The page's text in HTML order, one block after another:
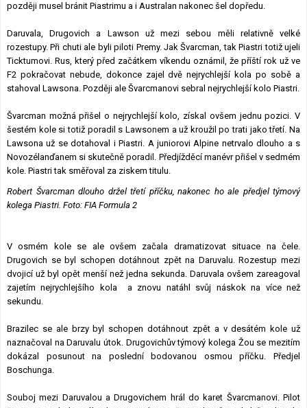
později musel bránit Piastrimu a i Australan nakonec šel dopředu.
Daruvala, Drugovich a Lawson už mezi sebou měli relativně velké
rozestupy. Při chuti ale byli piloti Premy. Jak Švarcman, tak Piastri totiž ujeli
Ticktumovi. Rus, který před začátkem víkendu oznámil, že příští rok už ve
F2 pokračovat nebude, dokonce zajel dvě nejrychlejší kola po sobě a
stahoval Lawsona. Později ale Švarcmanovi sebral nejrychlejší kolo Piastri.
Švarcman možná přišel o nejrychlejší kolo, získal ovšem jednu pozici. V
šestém kole si totiž poradil s Lawsonem a už kroužil po trati jako třetí. Na
Lawsona už se dotahoval i Piastri. A juniorovi Alpine netrvalo dlouho a s
Novozélanďanem si skutečně poradil. Předjížděcí manévr přišel v sedmém
kole. Piastri tak směřoval za ziskem titulu.
Robert Švarcman dlouho držel třetí příčku, nakonec ho ale předjel týmový
kolega Piastri. Foto: FIA Formula 2
V osmém kole se ale ovšem začala dramatizovat situace na čele.
Drugovich se byl schopen dotáhnout zpět na Daruvalu. Rozestup mezi
dvojicí už byl opět menší než jedna sekunda. Daruvala ovšem zareagoval
zajetím nejrychlejšího kola a znovu natáhl svůj náskok na více než
sekundu.
Brazilec se ale brzy byl schopen dotáhnout zpět a v desátém kole už
naznačoval na Daruvalu útok. Drugovichův týmový kolega Žou se mezitím
dokázal posunout na poslední bodovanou osmou příčku. Předjel
Boschunga.
Souboj mezi Daruvalou a Drugovichem hrál do karet Švarcmanovi. Pilot